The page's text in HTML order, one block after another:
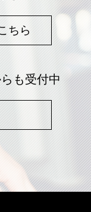
ちら
も受付中